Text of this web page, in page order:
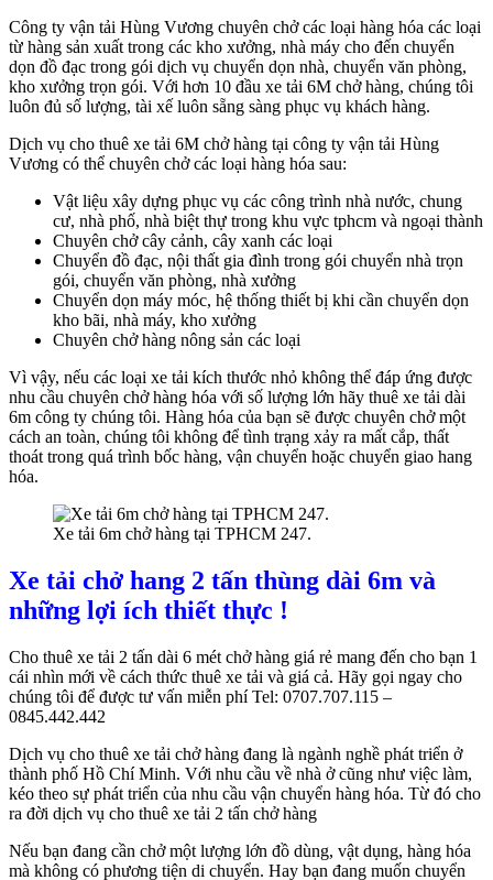
Công ty vận tải Hùng Vương chuyên chở các loại hàng hóa các loại
từ hàng sản xuất trong các kho xưởng, nhà máy cho đến chuyển
dọn đồ đạc trong gói dịch vụ chuyển dọn nhà, chuyển văn phòng,
kho xưởng trọn gói. Với hơn 10 đầu xe tải 6M chở hàng, chúng tôi
luôn đủ số lượng, tài xế luôn sẵng sàng phục vụ khách hàng.
Dịch vụ cho thuê xe tải 6M chở hàng tại công ty vận tải Hùng
Vương có thể chuyên chở các loại hàng hóa sau:
Vật liệu xây dựng phục vụ các công trình nhà nước, chung
cư, nhà phố, nhà biệt thự trong khu vực tphcm và ngoại thành
Chuyên chở cây cảnh, cây xanh các loại
Chuyển đồ đạc, nội thất gia đình trong gói chuyển nhà trọn
gói, chuyển văn phòng, nhà xưởng
Chuyển dọn máy móc, hệ thống thiết bị khi cần chuyển dọn
kho bãi, nhà máy, kho xưởng
Chuyên chở hàng nông sản các loại
Vì vậy, nếu các loại xe tải kích thước nhỏ không thể đáp ứng được
nhu cầu chuyên chở hàng hóa với số lượng lớn hãy thuê xe tải dài
6m công ty chúng tôi. Hàng hóa của bạn sẽ được chuyên chở một
cách an toàn, chúng tôi không để tình trạng xảy ra mất cắp, thất
thoát trong quá trình bốc hàng, vận chuyển hoặc chuyển giao hang
hóa.
Xe tải 6m chở hàng tại TPHCM 247.
Xe tải chở hang 2 tấn thùng dài 6m và
những lợi ích thiết thực !
Cho thuê xe tải 2 tấn dài 6 mét chở hàng giá rẻ mang đến cho bạn 1
cái nhìn mới về cách thức thuê xe tải và giá cả. Hãy gọi ngay cho
chúng tôi để được tư vấn miễn phí Tel: 0707.707.115 –
0845.442.442
Dịch vụ cho thuê xe tải chở hàng đang là ngành nghề phát triển ở
thành phố Hồ Chí Minh. Với nhu cầu về nhà ở cũng như việc làm,
kéo theo sự phát triển của nhu cầu vận chuyển hàng hóa. Từ đó cho
ra đời dịch vụ cho thuê xe tải 2 tấn chở hàng
Nếu bạn đang cần chở một lượng lớn đồ dùng, vật dụng, hàng hóa
mà không có phương tiện di chuyển. Hay bạn đang muốn chuyển